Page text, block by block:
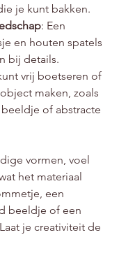
je kunt bakken.
: Een
en houten spatels
bij details.
vrij boetseren of
maken, zoals
of abstracte
vormen, voel
het materiaal
een
beeldje of een
je creativiteit de